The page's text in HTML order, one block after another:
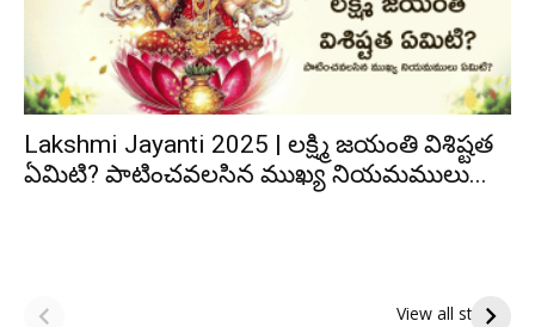
Lakshmi Jayanti 2025 | లక్ష్మి జయంతి విశిష్టత
ఏమిటి? పాటించవలసిన ముఖ్య నియమములు...
View all stories
పితృదేవతల ఆశీర్వాదం
ఇంద్రకీలాద్రి గిరి ప్రదక్షిణ